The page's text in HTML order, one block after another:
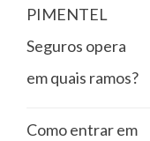
PIMENTEL
Seguros opera
em quais ramos?
Como entrar em